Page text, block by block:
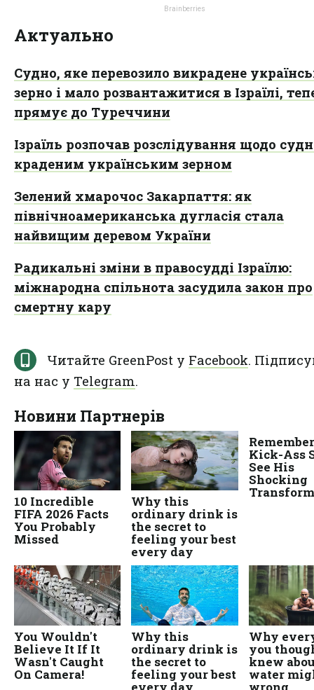
Актуально
Судно, яке перевозило викрадене
зерно і мало розвантажитися в Ізраїлі,
прямує до Туреччини
Ізраїль розпочав розслідування щодо
краденим українським зерном
Зелений хмарочос Закарпаття: як
північноамериканська дугласія стала
найвищим деревом України
Радикальні зміни в правосудді Ізраїлю:
міжнародна спільнота засудила закон про
смертну кару
Читайте GreenPost у Facebook.
на нас у Telegram.